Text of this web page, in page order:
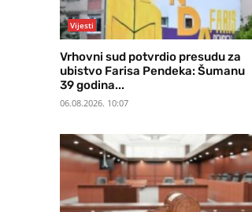
Vijesti
Vrhovni sud potvrdio presudu za
ubistvo Farisa Pendeka: Šumanu
39 godina...
06.08.2026. 10:07